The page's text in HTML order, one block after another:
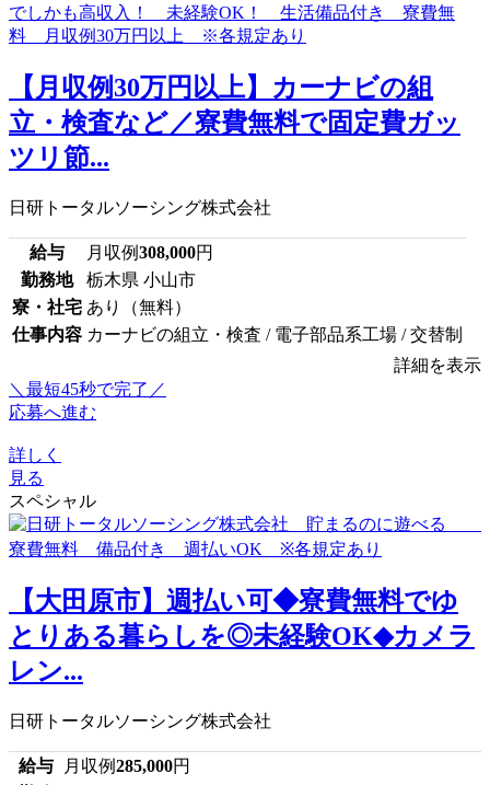
【月収例30万円以上】カーナビの組
立・検査など／寮費無料で固定費ガッ
ツリ節...
日研トータルソーシング株式会社
給与 月収例308,000円
勤務地
栃木県 小山市
寮・社宅 あり（無料）
仕事内容 カーナビの組立・検査 / 電子部品系工場 / 交替制
詳細を表示
＼最短45秒で完了／
応募へ進む
詳しく
見る
スペシャル
【大田原市】週払い可◆寮費無料でゆ
とりある暮らしを◎未経験OK◆カメラ
レン...
日研トータルソーシング株式会社
給与 月収例285,000円